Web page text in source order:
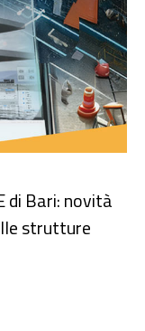
di Bari: novità
strutture